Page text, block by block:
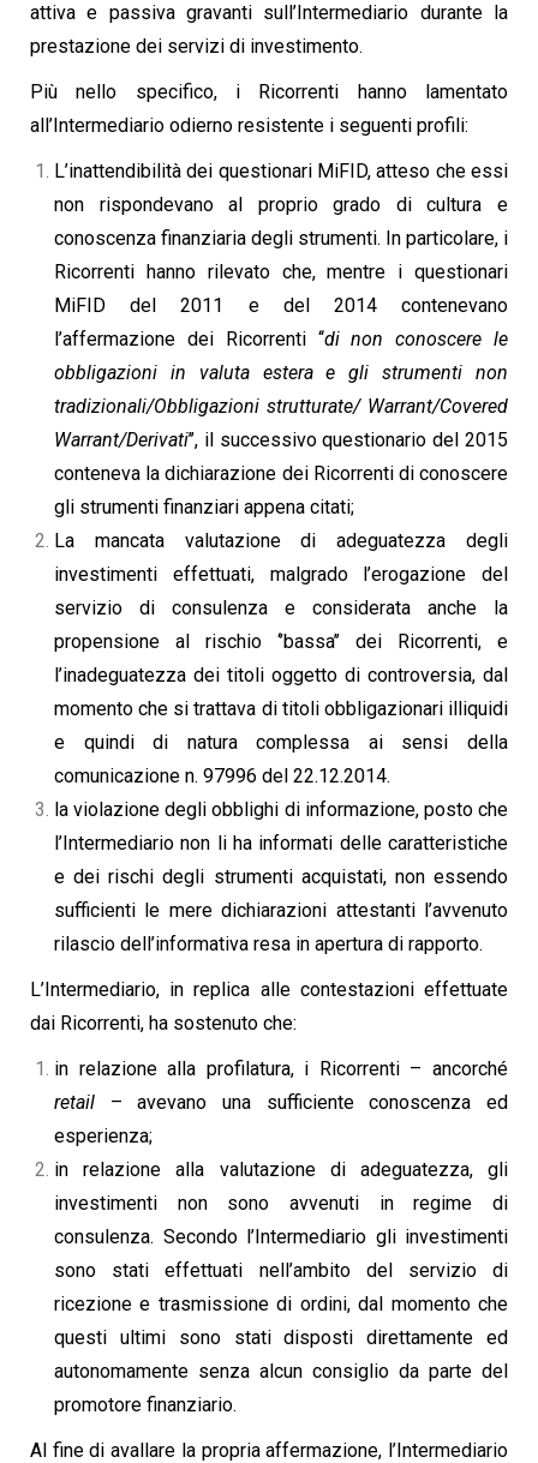
attiva e passiva gravanti sull’Intermediario durante la
prestazione dei servizi di investimento.
Più nello specifico, i Ricorrenti hanno lamentato
all’Intermediario odierno resistente i seguenti profili:
L’inattendibilità dei questionari MiFID, atteso che essi
non rispondevano al proprio grado di cultura e
conoscenza finanziaria degli strumenti. In particolare, i
Ricorrenti hanno rilevato che, mentre i questionari
MiFID del 2011 e del 2014 contenevano
l’affermazione dei Ricorrenti ‘‘di non conoscere le
obbligazioni in valuta estera e gli strumenti non
tradizionali/Obbligazioni strutturate/ Warrant/Covered
Warrant/Derivati’’, il successivo questionario del 2015
conteneva la dichiarazione dei Ricorrenti di conoscere
gli strumenti finanziari appena citati;
La mancata valutazione di adeguatezza degli
investimenti effettuati, malgrado l’erogazione del
servizio di consulenza e considerata anche la
propensione al rischio ‘’bassa’’ dei Ricorrenti, e
l’inadeguatezza dei titoli oggetto di controversia, dal
momento che si trattava di titoli obbligazionari illiquidi
e quindi di natura complessa ai sensi della
comunicazione n. 97996 del 22.12.2014.
la violazione degli obblighi di informazione, posto che
l’Intermediario non li ha informati delle caratteristiche
e dei rischi degli strumenti acquistati, non essendo
sufficienti le mere dichiarazioni attestanti l’avvenuto
rilascio dell’informativa resa in apertura di rapporto.
L’Intermediario, in replica alle contestazioni effettuate
dai Ricorrenti, ha sostenuto che:
in relazione alla profilatura, i Ricorrenti – ancorché
retail – avevano una sufficiente conoscenza ed
esperienza;
in relazione alla valutazione di adeguatezza, gli
investimenti non sono avvenuti in regime di
consulenza. Secondo l’Intermediario gli investimenti
sono stati effettuati nell’ambito del servizio di
ricezione e trasmissione di ordini, dal momento che
questi ultimi sono stati disposti direttamente ed
autonomamente senza alcun consiglio da parte del
promotore finanziario.
Al fine di avallare la propria affermazione, l’Intermediario